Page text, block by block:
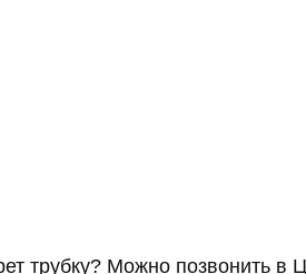
трубку? Можно позвонить